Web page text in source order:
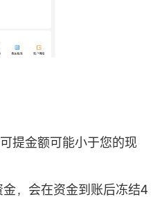
提金额可能小于您的现
，会在资金到账后冻结4